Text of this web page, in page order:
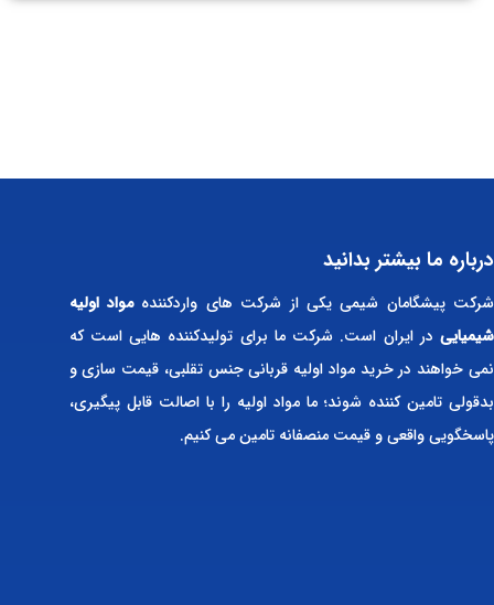
درباره ما بیشتر بدانید
شرکت پیشگامان شیمی یکی از شرکت های واردکنندهمواد اولیه
شیمیایی در ایران است. شرکت ما برای تولیدکننده هایی است که
نمی خواهند در خرید مواد اولیه قربانی جنس تقلبی، قیمت سازی و
بدقولی تامین کننده شوند؛ ما مواد اولیه را با اصالت قابل پیگیری،
پاسخگویی واقعی و قیمت منصفانه تامین می کنیم.